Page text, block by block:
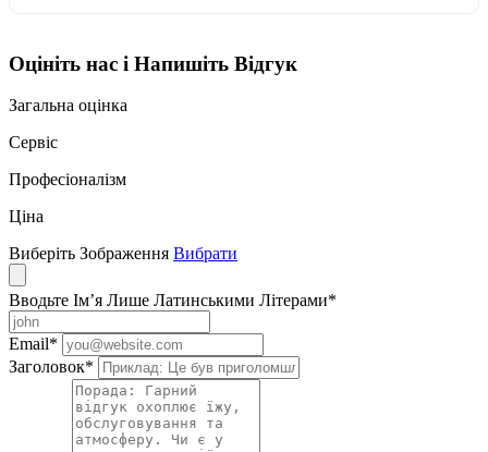
Оцініть нас і Напишіть Відгук
Загальна оцінка
Сервіс
Професіоналізм
Ціна
Виберіть Зображення Вибрати
Вводьте Ім’я Лише Латинськими Літерами*
Email*
Заголовок*